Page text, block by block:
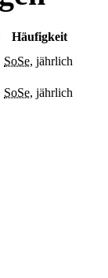
Häufigkeit
SoSe, jährlich
SoSe, jährlich